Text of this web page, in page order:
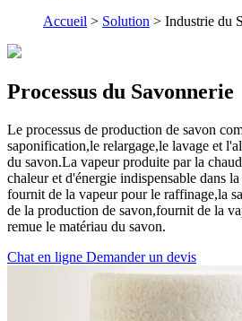
Accueil > Solution > Industrie du
Processus du Savonnerie
Le processus de production de savon
saponification,le relargage,le lavage et
du savon.La vapeur produite par la
chaleur et d'énergie indispensable dans
fournit de la vapeur pour le raffinage,la
de la production de savon,fournit de la
remue le matériau du savon.
Chat en ligne Demander un devis